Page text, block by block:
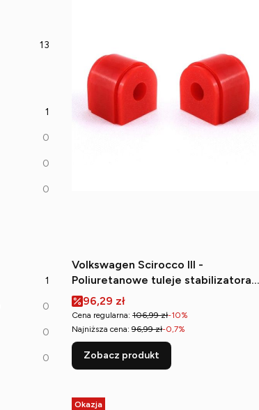
13
1
0
0
0
1
0
0
0
Volkswagen Scirocco III -
Poliuretanowe tuleje stabilizatora
przedniego
Cena promocyjna
96,29 zł
Cena regularna: 106,99 zł-10%
Najniższa cena: 96,99 zł-0,7%
Zobacz produkt
Okazja